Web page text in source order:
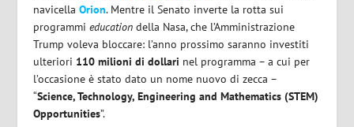
navicellaOrion. Mentre il Senato inverte la rotta sui
programmieducation della Nasa, che l’Amministrazione
Trump voleva bloccare: l’anno prossimo saranno investiti
ulteriori 110 milioni di dollari nel programma – a cui per
l’occasione è stato dato un nome nuovo di zecca –
“Science, Technology, Engineering and Mathematics (STEM)
Opportunities”.